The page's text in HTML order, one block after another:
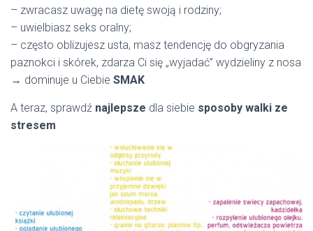
– zwracasz uwagę na dietę swoją i rodziny;
– uwielbiasz seks oralny;
– często oblizujesz usta, masz tendencję do obgryzania
paznokci i skórek, zdarza Ci się „wyjadać” wydzieliny z nosa
→ dominuje u Ciebie SMAK
A teraz, sprawdź najlepsze dla siebie sposoby walki ze
stresem